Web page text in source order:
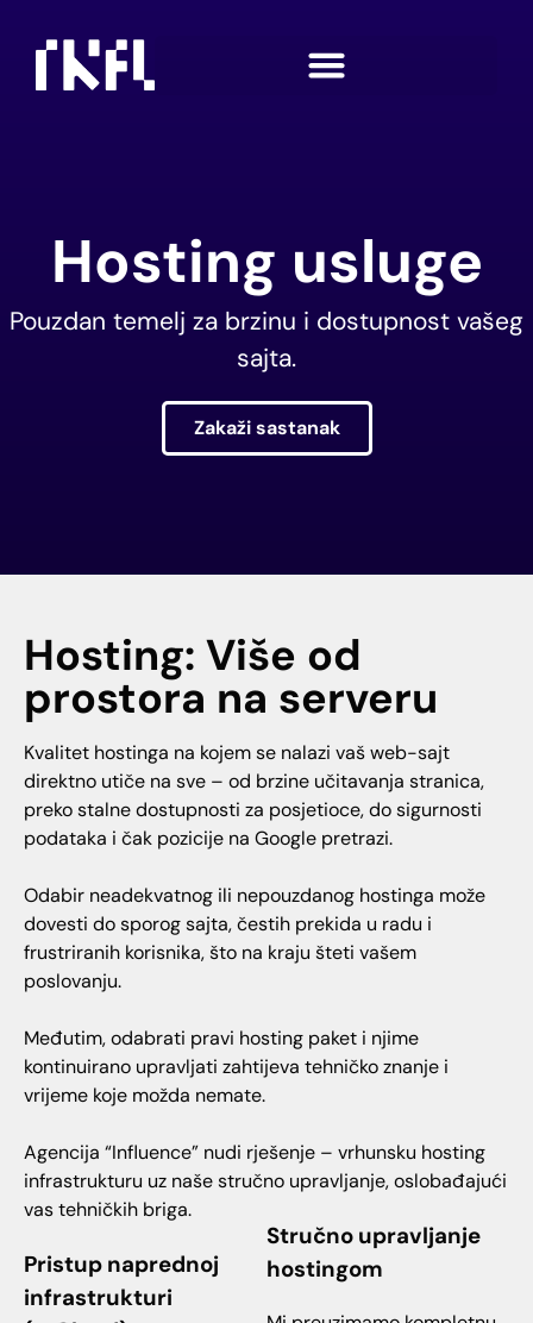
Hosting usluge
Pouzdan temelj za brzinu i dostupnost vašeg
sajta.
Zakaži sastanak
Hosting: Više od
prostora na serveru
Kvalitet hostinga na kojem se nalazi vaš web-sajt
direktno utiče na sve – od brzine učitavanja stranica,
preko stalne dostupnosti za posjetioce, do sigurnosti
podataka i čak pozicije na Google pretrazi.
Odabir neadekvatnog ili nepouzdanog hostinga može
dovesti do sporog sajta, čestih prekida u radu i
frustriranih korisnika, što na kraju šteti vašem
poslovanju.
Međutim, odabrati pravi hosting paket i njime
kontinuirano upravljati zahtijeva tehničko znanje i
vrijeme koje možda nemate.
Agencija “Influence” nudi rješenje – vrhunsku hosting
infrastrukturu uz naše stručno upravljanje, oslobađajući
vas tehničkih briga.
Pristup naprednoj
infrastrukturi
Stručno upravljanje
hostingom